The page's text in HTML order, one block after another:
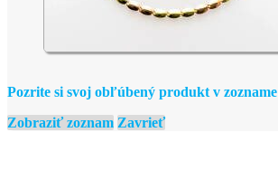
Pozrite si svoj obľúbený produkt v zozname
Zobraziť zoznam Zavrieť